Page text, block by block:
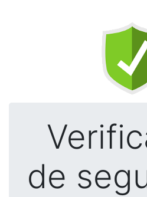
de